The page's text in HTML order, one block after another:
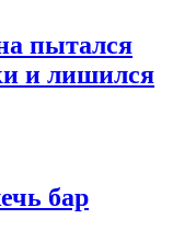
пытался
и лишился
бар